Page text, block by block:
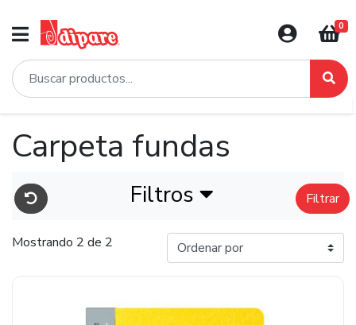
0
Carpeta fundas
Filtros Filtrar
Mostrando 2 de 2